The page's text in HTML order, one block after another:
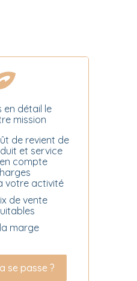
en détail le
mission
de revient de
et service
compte
votre activité
de vente
marge
se passe ?